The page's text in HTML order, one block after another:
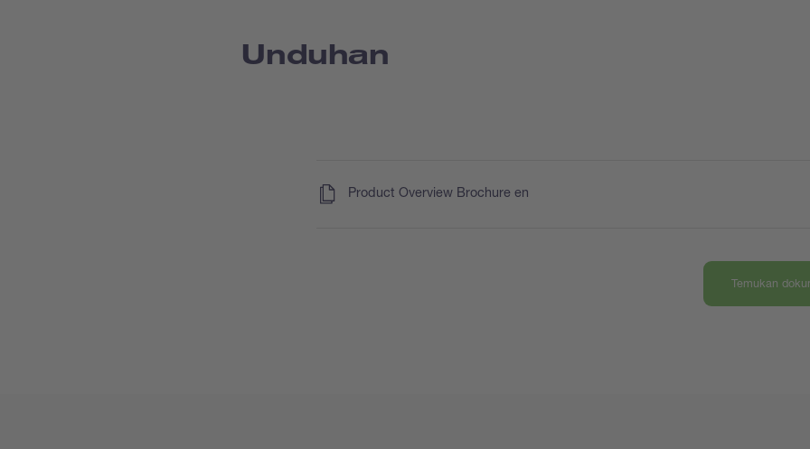
Unduhan
Product Overview Brochure en
Temukan